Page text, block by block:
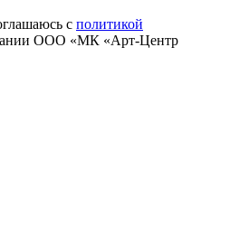
с политикой
ООО «МК «Арт-Центр